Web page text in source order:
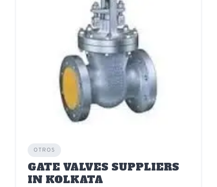
OTROS
GATE VALVES SUPPLIERS
IN KOLKATA